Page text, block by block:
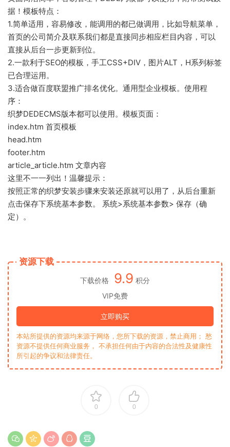
据！模板特点：
1.简单适用，容易修改，能调用的都已做调用，比如导航菜单，
首页的公司简介及联系我们都是直接同步相应栏目内容，可以
直接从后台一步更新到位。
2.一款利于SEO的模板，手工CSS+DIV，图片ALT，H系列标签
已合理运用。
3.适合做百度联盟推广排名优化。通用型企业模板。使用程
序：
织梦DEDECMS版本都可以使用。模板页面：
index.htm 首页模板
head.htm
footer.htm
article_article.htm 文章内容
这里不一一列出！温馨提示：
按照正常的织梦安装步骤来安装还原就可以用了，从后台重新
点击保存下系统基本参数。 系统>系统基本参数> 保存（确
定）。
资源下载
下载价格 9.9 积分
VIP免费
立即购买
本站所提供的资源均来源于网络，您所下载的资源，禁止商用； 愁
资源不提供任何商业服务， 不承担任何由于内容的合法性及健康性
所引起的争议和法律责任。
0 0